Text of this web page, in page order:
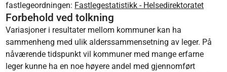
fastlegeordningen: Fastlegestatistikk - Helsedirektoratet
Forbehold ved tolkning
Variasjoner i resultater mellom kommuner kan ha
sammenheng med ulik alderssammensetning av leger. På
nåværende tidspunkt vil kommuner med mange erfarne
leger kunne ha en noe høyere andel med gjennomført